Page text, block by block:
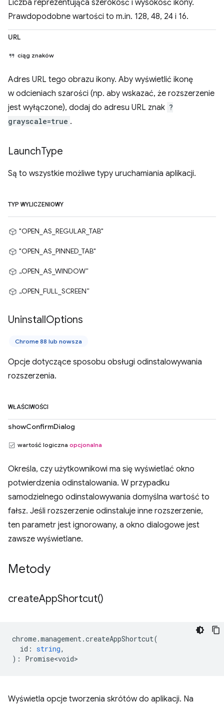
Liczba reprezentująca szerokość i wysokość ikony.
Prawdopodobne wartości to m.in. 128, 48, 24 i 16.
URL
ciąg znaków
Adres URL tego obrazu ikony. Aby wyświetlić ikonę
w odcieniach szarości (np. aby wskazać, że rozszerzenie
jest wyłączone), dodaj do adresu URL znak ?
grayscale=true .
LaunchType
Są to wszystkie możliwe typy uruchamiania aplikacji.
TYP WYLICZENIOWY
"OPEN_AS_REGULAR_TAB"
"OPEN_AS_PINNED_TAB"
„OPEN_AS_WINDOW”
„OPEN_FULL_SCREEN”
UninstallOptions
Chrome 88 lub nowsza
Opcje dotyczące sposobu obsługi odinstalowywania
rozszerzenia.
WŁAŚCIWOŚCI
showConfirmDialog
wartość logiczna opcjonalna
Określa, czy użytkownikowi ma się wyświetlać okno
potwierdzenia odinstalowania. W przypadku
samodzielnego odinstalowywania domyślna wartość to
fałsz. Jeśli rozszerzenie odinstaluje inne rozszerzenie,
ten parametr jest ignorowany, a okno dialogowe jest
zawsze wyświetlane.
Metody
createAppShortcut()
chrome.management.createAppShortcut(
id : string,
) : Promise<void>
Wyświetla opcje tworzenia skrótów do aplikacji. Na